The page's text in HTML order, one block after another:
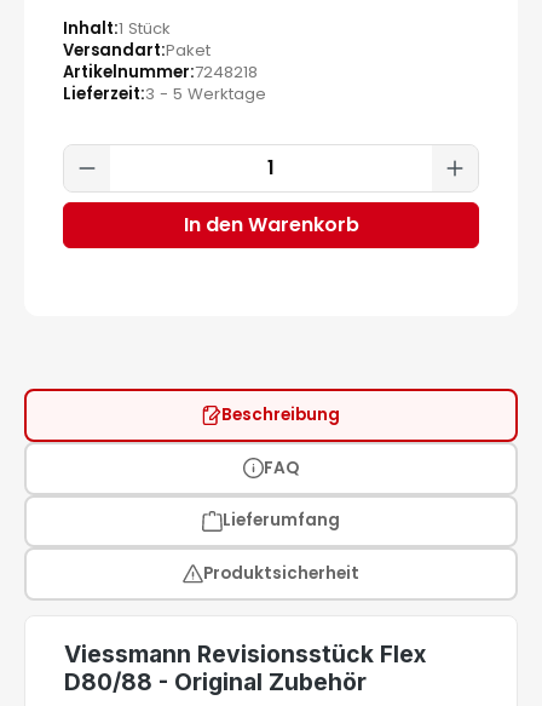
Inhalt 1 Stück
Versandart Paket
Artikelnummer 7248218
Lieferzeit 3 - 5 Werktage
Produkt Anzahl: Gib den
In den Warenkorb
Beschreibung
FAQ
Lieferumfang
Produktsicherheit
Viessmann Revisionsstück Flex
D80/88 - Original Zubehör